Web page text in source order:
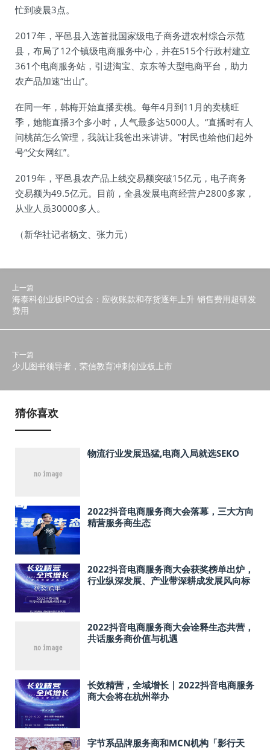
忙到凌晨3点。
2017年，平邑县入选首批国家级电子商务进农村综合示范
县，布局了12个镇级电商服务中心，并在515个行政村建立
361个电商服务站，引进淘宝、京东等大型电商平台，助力
农产品加速“出山”。
在同一年，韩梅开始直播卖桃。每年4月到11月的卖桃旺
季，她能直播3个多小时，人气最多达5000人。“直播时有人
问桃苗怎么管理，我就让我爸出来讲讲。”村民也给他们起外
号“父女网红”。
2019年，平邑县农产品上线交易额突破15亿元，电子商务
交易额为49.5亿元。目前，全县发展电商经营户2800多家，
从业人员30000多人。
（新华社记者杨文、张力元）
上一篇
海泰科创业板IPO过会：应收账款和存货逐年上升 销售费用超研发
费用
下一篇
少儿图书领导者，荣信教育冲刺创业板上市
猜你喜欢
物流行业发展迅猛,电商入局就选SEKO
2022抖音电商服务商大会落幕，三大方向
精营服务商生态
2022抖音电商服务商大会获奖榜单出炉，
行业纵深发展、产业带深耕成发展风向标
2022抖音电商服务商大会诠释生态共营，
共话服务商价值与机遇
长效精营，全域增长 | 2022抖音电商服务
商大会将在杭州举办
字节系品牌服务商和MCN机构「影行天